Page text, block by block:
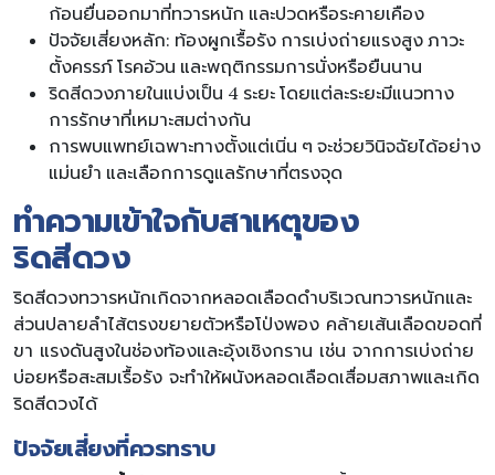
ก้อนยื่นออกมาที่ทวารหนัก และปวดหรือระคายเคือง
ปัจจัยเสี่ยงหลัก: ท้องผูกเรื้อรัง การเบ่งถ่ายแรงสูง ภาวะ
ตั้งครรภ์ โรคอ้วน และพฤติกรรมการนั่งหรือยืนนาน
ริดสีดวงภายในแบ่งเป็น 4 ระยะ โดยแต่ละระยะมีแนวทาง
การรักษาที่เหมาะสมต่างกัน
การพบแพทย์เฉพาะทางตั้งแต่เนิ่น ๆ จะช่วยวินิจฉัยได้อย่าง
แม่นยำ และเลือกการดูแลรักษาที่ตรงจุด
ทำความเข้าใจกับสาเหตุของ
ริดสีดวง
ริดสีดวงทวารหนักเกิดจากหลอดเลือดดำบริเวณทวารหนักและ
ส่วนปลายลำไส้ตรงขยายตัวหรือโป่งพอง คล้ายเส้นเลือดขอดที่
ขา แรงดันสูงในช่องท้องและอุ้งเชิงกราน เช่น จากการเบ่งถ่าย
บ่อยหรือสะสมเรื้อรัง จะทำให้ผนังหลอดเลือดเสื่อมสภาพและเกิด
ริดสีดวงได้
ปัจจัยเสี่ยงที่ควรทราบ